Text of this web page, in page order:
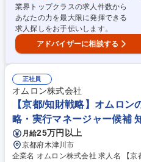
ータや、決裁書等のデータの継続的
テム入替・構築に伴う内部統制評価作業 募集職種 【京都/監査室長候
オムロンG全体のグローバル内部監
業界トップクラスの求人件数から
あなたの力を最大限に発揮できる
求人探しをお手伝いします。
アドバイザーに相談する
正社員
オムロン株式会社
【京都/知財戦略】オムロ
略・実行マネージャー候補
月給25万円以上
京都府木津川市
企業名 オムロン株式会社 求人名 【京都／知財戦略】オムロンの競争力を